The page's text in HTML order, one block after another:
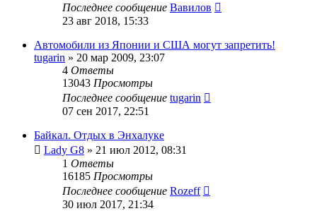
Последнее сообщение Вавилов
23 авг 2018, 15:33
Автомобили из Японии и США могут запретить!
tugarin » 20 мар 2009, 23:07
4 Ответы
13043 Просмотры
Последнее сообщение tugarin
07 сен 2017, 22:51
Байкал. Отдых в Энхалуке
Lady G8 » 21 июл 2012, 08:31
1 Ответы
16185 Просмотры
Последнее сообщение Rozeff
30 июл 2017, 21:34